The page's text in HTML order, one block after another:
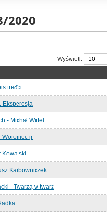
2020
Wyświetl:
tređci
Eksperesja
- Michał Wirtel
Woroniec jr
Kowalski
Karbowniczek
- Twarzą w twarz